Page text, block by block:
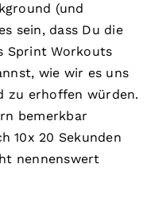
(und
sein, dass Du die
Sprint Workouts
wie wir es uns
zu erhoffen würden.
bemerkbar
10x 20 Sekunden
nennenswert